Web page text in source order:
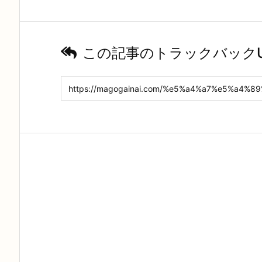
この記事のトラックバック